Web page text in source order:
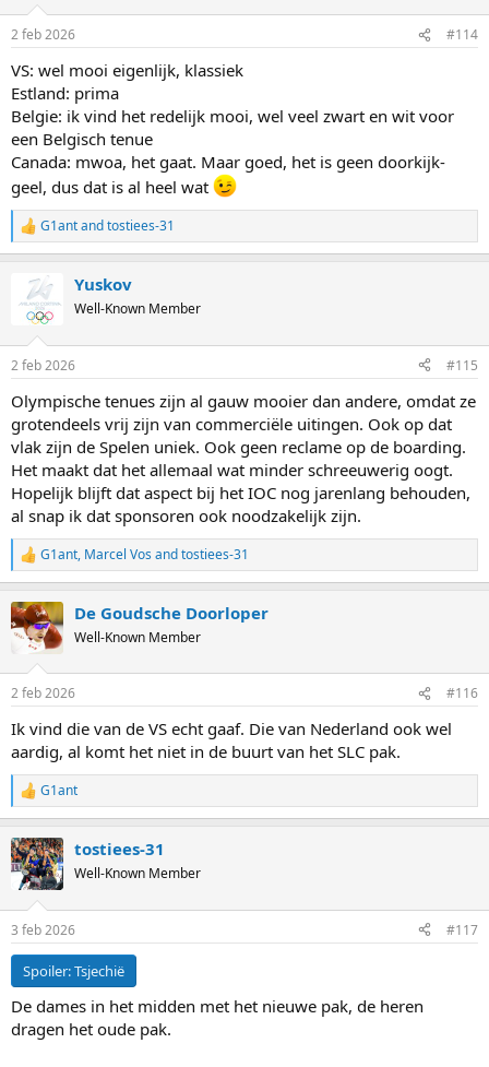
n
s
2 feb 2026 #114
VS: wel mooi eigenlijk, klassiek
Estland: prima
Belgie: ik vind het redelijk mooi, wel veel zwart en wit voor
een Belgisch tenue
Canada: mwoa, het gaat. Maar goed, het is geen doorkijk-
geel, dus dat is al heel wat
R
e
t
n
s
G1antandtostiees-31
Yuskov
Well-Known Member
2 feb 2026 #115
Olympische tenues zijn al gauw mooier dan andere, omdat ze
grotendeels vrij zijn van commerciële uitingen. Ook op dat
vlak zijn de Spelen uniek. Ook geen reclame op de boarding.
Het maakt dat het allemaal wat minder schreeuwerig oogt.
Hopelijk blijft dat aspect bij het IOC nog jarenlang behouden,
al snap ik dat sponsoren ook noodzakelijk zijn.
R
e
c
t
n
s
G1ant, Marcel Vos andtostiees-31
De Goudsche Doorloper
Well-Known Member
2 feb 2026 #116
Ik vind die van de VS echt gaaf. Die van Nederland ook wel
aardig, al komt het niet in de buurt van het SLC pak.
R
e
c
t
i
n
s
:
G1ant
tostiees-31
Well-Known Member
3 feb 2026 #117
Spoiler:Tsjechië
De dames in het midden met het nieuwe pak, de heren
dragen het oude pak.